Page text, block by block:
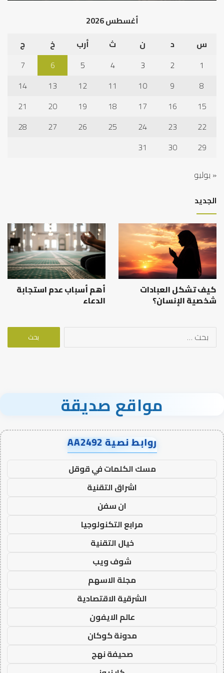
أغسطس 2026
س
د ن ث أرب خ
ج
1
2
3
4
5
6
7
8
9
10
11
12
13
14
15
16
17
18
19
20
21
22
23
24
25
26
27
28
29
30
31
« يوليو
الجديد
كيف تشكل العبادات
شخصية الإنسان؟
أهم أسباب عدم استجابة
الدعاء
البحث
مواقع صديقة
روابط نصية AA2492
مسك الكلمات في قوقل
اشراق التقنية
ان سفن
مرابع التكنولوجيا
خيال التقنية
شوف ويب
مجلة الاسهم
الشرقية الاقتصادية
عالم الايفون
مدونة كوكان
صحيفة نهج